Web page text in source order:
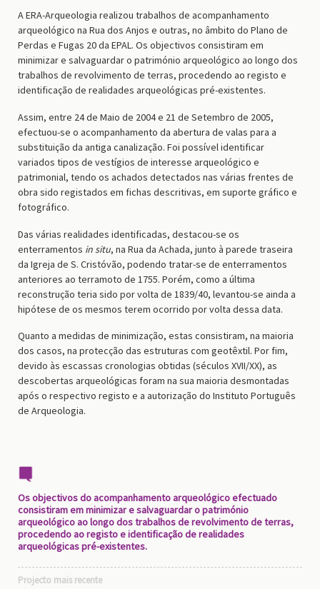
A ERA-Arqueologia realizou trabalhos de acompanhamento
arqueológico na Rua dos Anjos e outras, no âmbito do Plano de
Perdas e Fugas 20 da EPAL. Os objectivos consistiram em
minimizar e salvaguardar o património arqueológico ao longo dos
trabalhos de revolvimento de terras, procedendo ao registo e
identificação de realidades arqueológicas pré-existentes.
Assim, entre 24 de Maio de 2004 e 21 de Setembro de 2005,
efectuou-se o acompanhamento da abertura de valas para a
substituição da antiga canalização. Foi possível identificar
variados tipos de vestígios de interesse arqueológico e
patrimonial, tendo os achados detectados nas várias frentes de
obra sido registados em fichas descritivas, em suporte gráfico e
fotográfico.
Das várias realidades identificadas, destacou-se os
enterramentos in situ, na Rua da Achada, junto à parede traseira
da Igreja de S. Cristóvão, podendo tratar-se de enterramentos
anteriores ao terramoto de 1755. Porém, como a última
reconstrução teria sido por volta de 1839/40, levantou-se ainda a
hipótese de os mesmos terem ocorrido por volta dessa data.
Quanto a medidas de minimização, estas consistiram, na maioria
dos casos, na protecção das estruturas com geotêxtil. Por fim,
devido às escassas cronologias obtidas (séculos XVII/XX), as
descobertas arqueológicas foram na sua maioria desmontadas
após o respectivo registo e a autorização do Instituto Português
de Arqueologia.
Os objectivos do acompanhamento arqueológico efectuado
consistiram em minimizar e salvaguardar o património
arqueológico ao longo dos trabalhos de revolvimento de terras,
procedendo ao registo e identificação de realidades
arqueológicas pré-existentes.
Projecto mais recente